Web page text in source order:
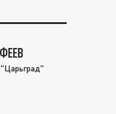
"Царьград"